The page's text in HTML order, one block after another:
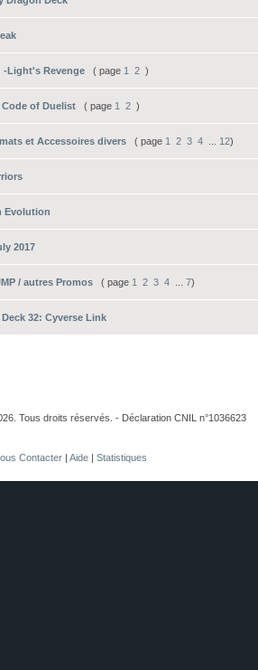
-Light's Revenge ( page 1 2 )
Code of Duelist ( page 1 2 )
et Accessoires divers ( page 1 2 3 4 12)
Evolution
2017
/ autres Promos ( page 1 2 3 4 7)
32: Cyverse Link
Tous droits réservés. - Déclaration CNIL n°1036623
Contacter | Aide | Statistiques